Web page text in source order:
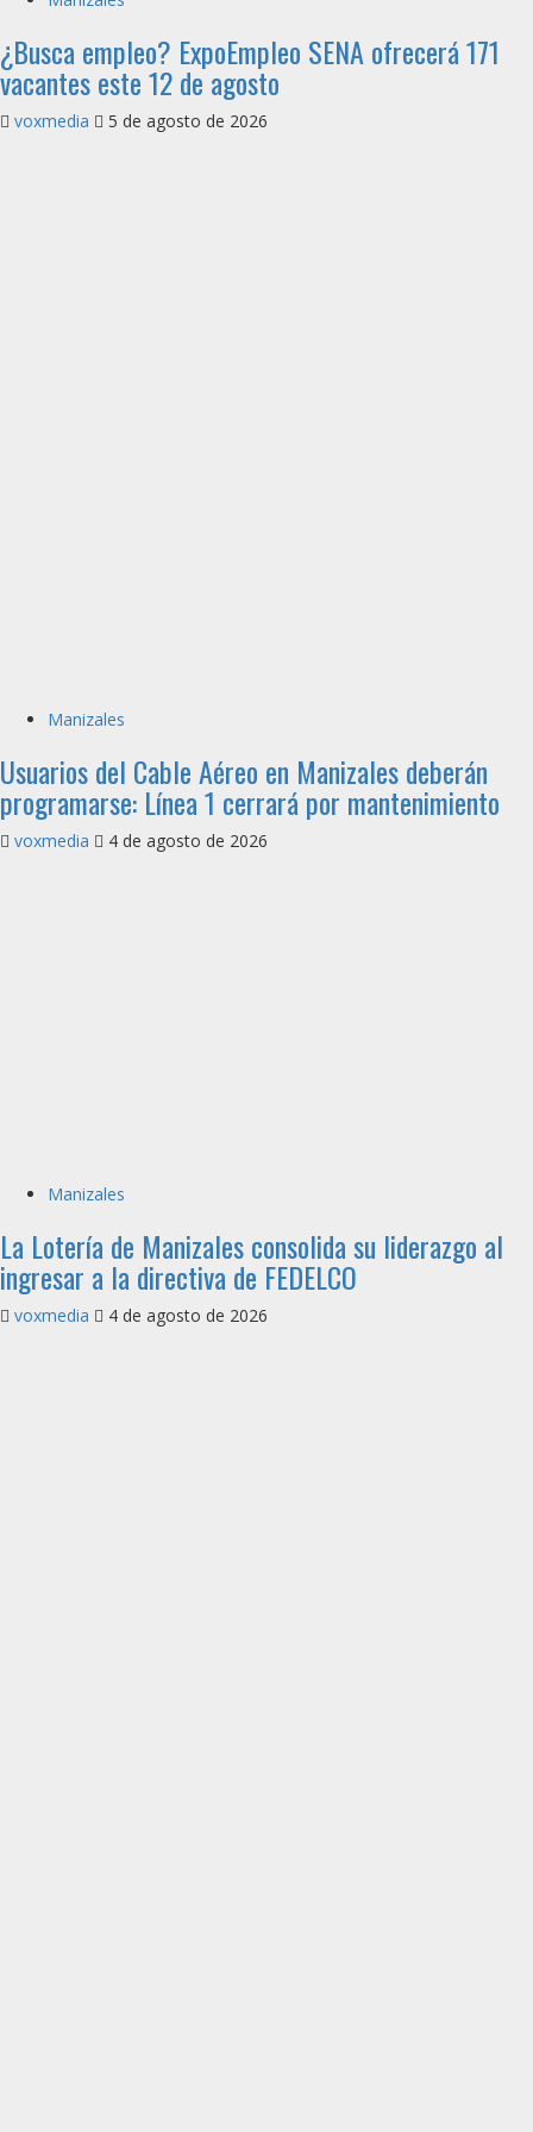
¿Busca empleo? ExpoEmpleo SENA ofrecerá 171
vacantes este 12 de agosto
voxmedia 5 de agosto de 2026
Manizales
Usuarios del Cable Aéreo en Manizales deberán
programarse: Línea 1 cerrará por mantenimiento
voxmedia 4 de agosto de 2026
Manizales
La Lotería de Manizales consolida su liderazgo al
ingresar a la directiva de FEDELCO
voxmedia 4 de agosto de 2026